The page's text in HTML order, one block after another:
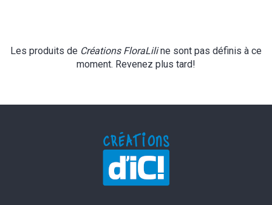
Les produits de Créations FloraLiline sont pas définis à ce
moment. Revenez plus tard!